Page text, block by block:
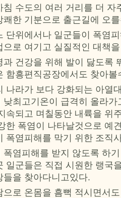
침 수도의 여러 거리를 더 자
쾌한 기분으로 출근길에 오
단위에서나 일군들이 폭염
으로 여기고 실질적인 대책
과 건강을 위해 발이 닳도록
함흥편직공장에서도 찾아볼
나라가 보다 강화되는 아열
낮최고기온이 급격히 올라
속되고 며칠동안 내륙을 위
한 폭염이 나타날것으로 예
폭염피해를 막기 위한 조직
폭염피해를 받지 않도록 하
일군들은 직접 시원한 랭국
들을 찾아다니고있다.
으로 온몸을 흠뻑 적시면서